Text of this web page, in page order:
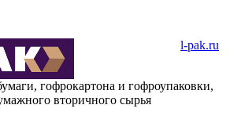
l-pak.ru
гофрокартона и гофроупаковки,
вторичного сырья